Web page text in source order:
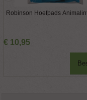
Robinson Hoefpads
€ 10,95